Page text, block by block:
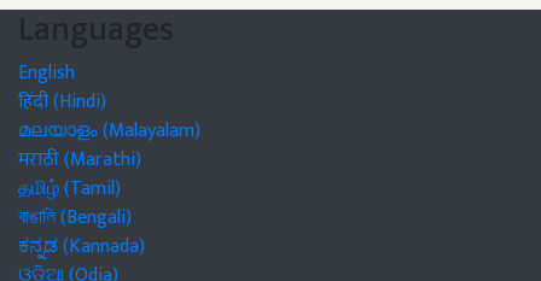
Languages
English
हिंदी (Hindi)
മലയാളം (Malayalam)
मराठी (Marathi)
தமிழ் (Tamil)
বাঙালি (Bengali)
ಕನ್ನಡ (Kannada)